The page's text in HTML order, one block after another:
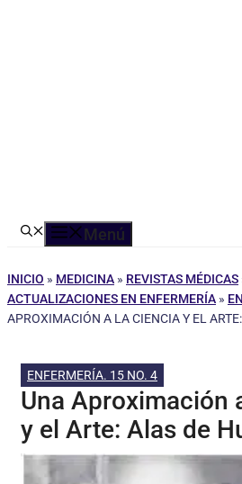
Menú
INICIO » MEDICINA » REVISTAS MÉDICAS
ACTUALIZACIONES EN ENFERMERÍA »
APROXIMACIÓN A LA CIENCIA Y EL
ENFERMERÍA. 15 NO. 4
Una Aproximación
y el Arte: Alas de